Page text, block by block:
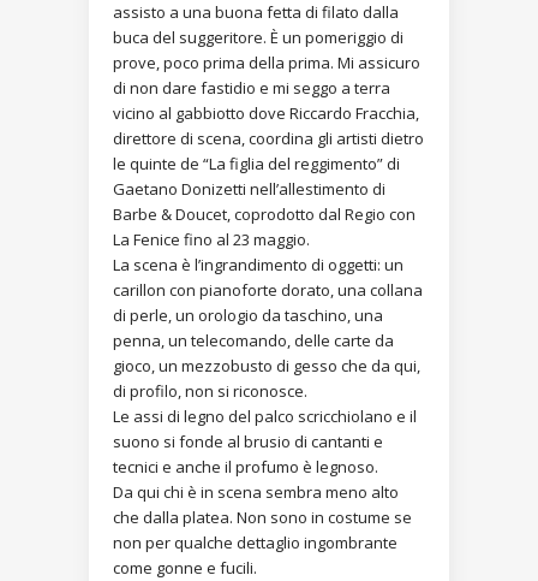
assisto a una buona fetta di filato dalla
buca del suggeritore. È un pomeriggio di
prove, poco prima della prima. Mi assicuro
di non dare fastidio e mi seggo a terra
vicino al gabbiotto dove Riccardo Fracchia,
direttore di scena, coordina gli artisti dietro
le quinte de “La figlia del reggimento” di
Gaetano Donizetti nell’allestimento di
Barbe & Doucet, coprodotto dal Regio con
La Fenice fino al 23 maggio.
La scena è l’ingrandimento di oggetti: un
carillon con pianoforte dorato, una collana
di perle, un orologio da taschino, una
penna, un telecomando, delle carte da
gioco, un mezzobusto di gesso che da qui,
di profilo, non si riconosce.
Le assi di legno del palco scricchiolano e il
suono si fonde al brusio di cantanti e
tecnici e anche il profumo è legnoso.
Da qui chi è in scena sembra meno alto
che dalla platea. Non sono in costume se
non per qualche dettaglio ingombrante
come gonne e fucili.